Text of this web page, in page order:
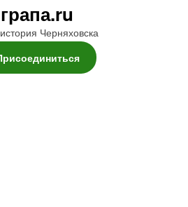
Черняховска